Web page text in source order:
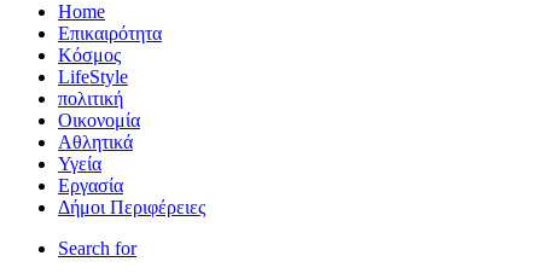
Home
Επικαιρότητα
Κόσμος
LifeStyle
πολιτική
Οικονομία
Αθλητικά
Υγεία
Εργασία
Δήμοι Περιφέρειες
Search for